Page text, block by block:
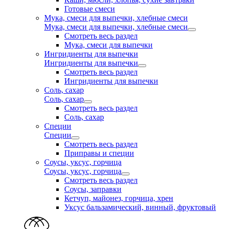
Готовые смеси
Мука, смеси для выпечки, хлебные смеси
Мука, смеси для выпечки, хлебные смеси
Смотреть весь раздел
Мука, смеси для выпечки
Ингридиенты для выпечки
Ингридиенты для выпечки
Смотреть весь раздел
Ингридиенты для выпечки
Соль, сахар
Соль, сахар
Смотреть весь раздел
Соль, сахар
Специи
Специи
Смотреть весь раздел
Приправы и специи
Соусы, уксус, горчица
Соусы, уксус, горчица
Смотреть весь раздел
Соусы, заправки
Кетчуп, майонез, горчица, хрен
Уксус бальзамический, винный, фруктовый